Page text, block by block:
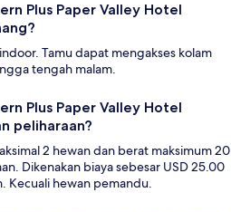
Plus Paper Valley Hotel
Tamu dapat mengakses kolam
tengah malam.
Plus Paper Valley Hotel
peliharaan?
2 hewan dan berat maksimum 20
Dikenakan biaya sebesar USD 25.00
Kecuali hewan pemandu.